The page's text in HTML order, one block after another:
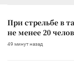
При стрельбе в
не менее 20
49 минут назад